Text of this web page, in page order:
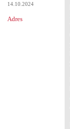
14.10.2024
Adres